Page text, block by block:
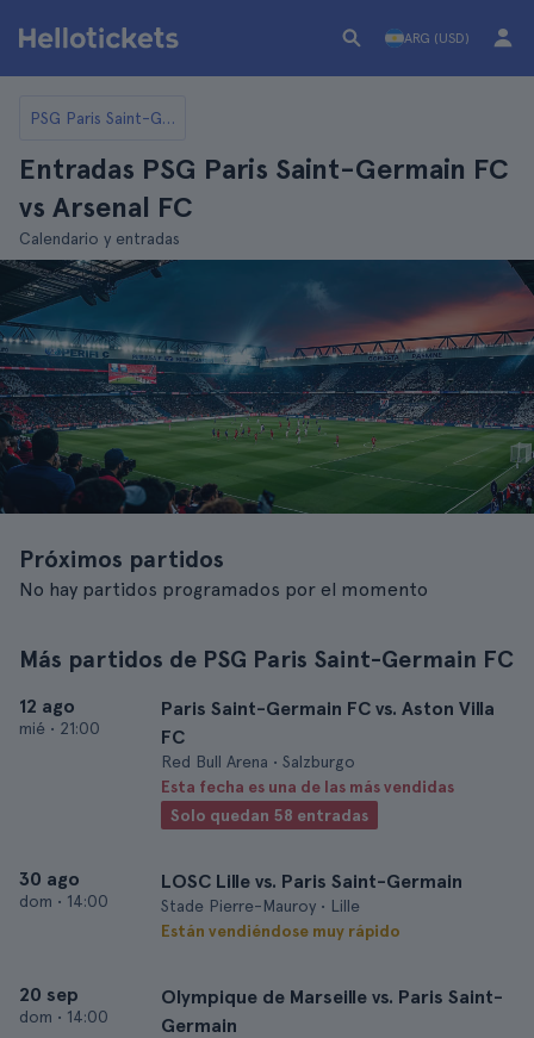
ARG (USD)
PSG Paris Saint-Germain FC
Entradas PSG Paris Saint-Germain FC
vs Arsenal FC
Calendario y entradas
Próximos partidos
No hay partidos programados por el momento
Más partidos de PSG Paris Saint-Germain FC
12 ago
mié • 21:00
Paris Saint-Germain FC vs. Aston Villa
FC
Red Bull Arena • Salzburgo
Esta fecha es una de las más vendidas
Solo quedan 58 entradas
30 ago
dom • 14:00
LOSC Lille vs. Paris Saint-Germain
Stade Pierre-Mauroy • Lille
Están vendiéndose muy rápido
20 sep
dom • 14:00
Olympique de Marseille vs. Paris Saint-
Germain